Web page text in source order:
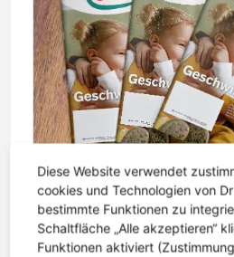
6. Mai 2026 | Lesezeit: 2 Minuten
Diese Website verwendet
cookies und Technologien von
bestimmte Funktionen zu
Schaltfläche „Alle akzeptieren“
Funktionen aktiviert